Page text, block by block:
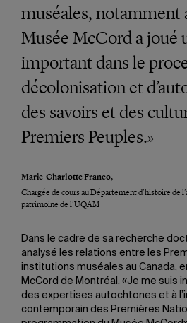
muséales, notamment
Musée McCord a joué
important dans le
décolonisation et
des savoirs et des
Premiers Peuples.»
Marie-Charlotte Franco,
Chargée de cours au Département d’histoire de
patrimoine de l’UQAM
Dans le cadre de sa recherche
analysé les relations entre les
institutions muséales au Canada,
McCord de Montréal. «Je me suis
des expertises autochtones et à
contemporain des Premières